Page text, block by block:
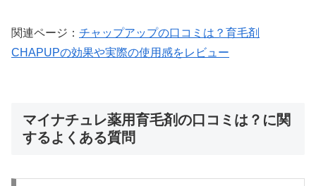
関連ページ： チャップアップの口コミは？育毛剤
CHAPUPの効果や実際の使用感をレビュー
マイナチュレ薬用育毛剤の口コミは？に関
するよくある質問